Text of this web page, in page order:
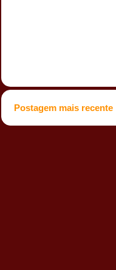
Postagem mais recente